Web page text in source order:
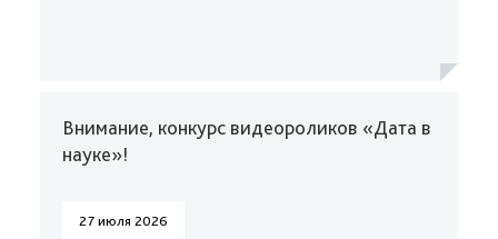
Внимание, конкурс видеороликов «Дата в
науке»!
27 июля 2026